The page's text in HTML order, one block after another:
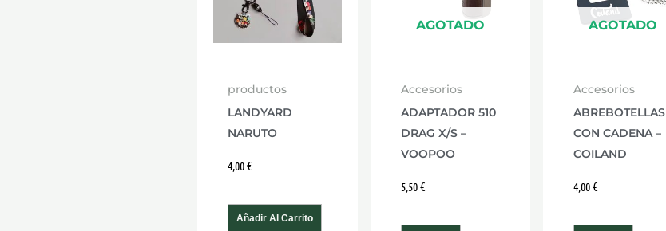
productos
LANDYARD
NARUTO
4,00€
Añadir Al Carrito
AGOTADO
Accesorios
ADAPTADOR 510
DRAG X/S –
VOOPOO
5,50€
AGOTADO
Accesorios
ABREBOTELLAS
CON CADENA –
COILAND
4,00€